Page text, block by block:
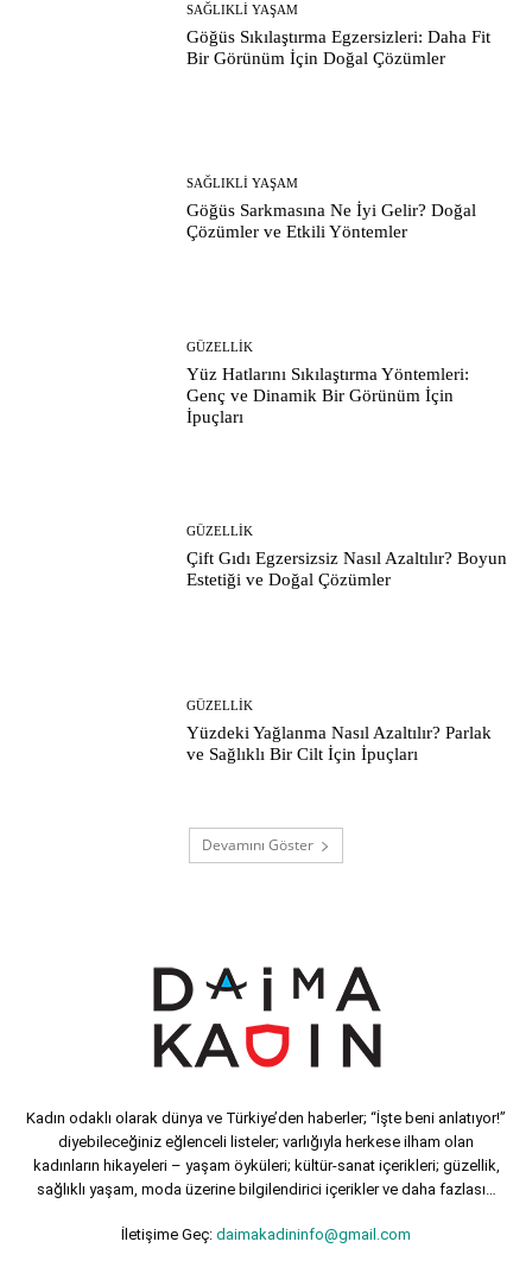
SAĞLIKLI YAŞAM
Göğüs Sıkılaştırma Egzersizleri: Daha Fit
Bir Görünüm İçin Doğal Çözümler
SAĞLIKLI YAŞAM
Göğüs Sarkmasına Ne İyi Gelir? Doğal
Çözümler ve Etkili Yöntemler
GÜZELLIK
Yüz Hatlarını Sıkılaştırma Yöntemleri:
Genç ve Dinamik Bir Görünüm İçin
İpuçları
GÜZELLIK
Çift Gıdı Egzersizsiz Nasıl Azaltılır? Boyun
Estetiği ve Doğal Çözümler
GÜZELLIK
Yüzdeki Yağlanma Nasıl Azaltılır? Parlak
ve Sağlıklı Bir Cilt İçin İpuçları
Devamını Göster
Kadın odaklı olarak dünya ve Türkiye’den haberler; “İşte beni anlatıyor!”
diyebileceğiniz eğlenceli listeler; varlığıyla herkese ilham olan
kadınların hikayeleri – yaşam öyküleri; kültür-sanat içerikleri; güzellik,
sağlıklı yaşam, moda üzerine bilgilendirici içerikler ve daha fazlası…
İletişime Geç: daimakadininfo@gmail.com